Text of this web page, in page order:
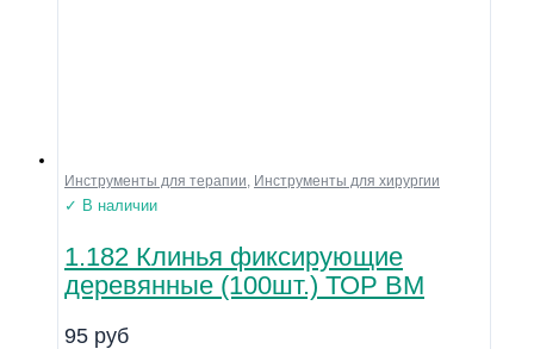
Инструменты для терапии, Инструменты для хирургии
✓ В наличии
1.182 Клинья фиксирующие
деревянные (100шт.) ТОР ВМ
95 руб